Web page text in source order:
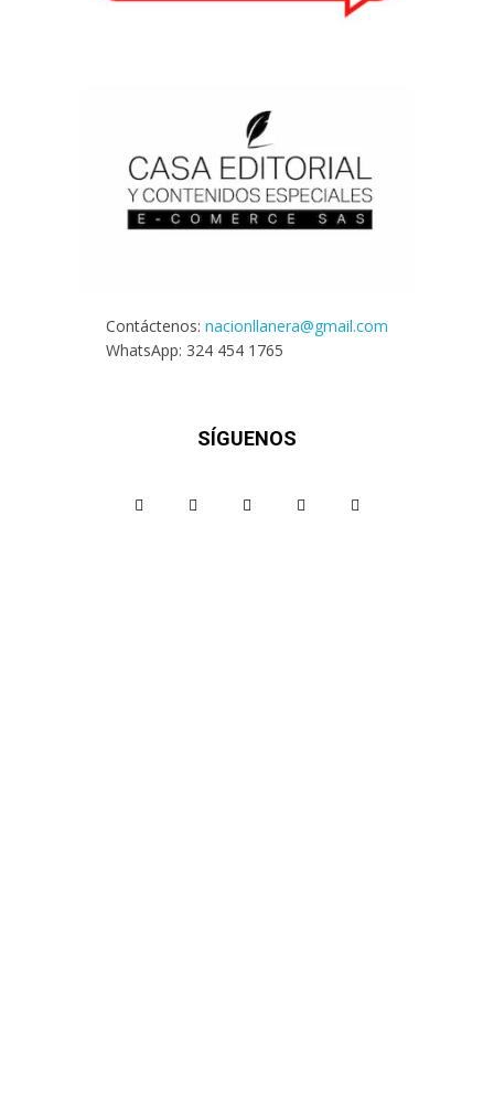
Contáctenos: nacionllanera@gmail.com
WhatsApp: 324 454 1765
SÍGUENOS